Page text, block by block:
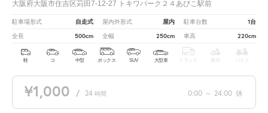
大阪府大阪市住吉区苅田7-12-27 トキワパーク２４あびこ駅前
駐車場形式 自走式 屋内外形式 屋内 駐車台数 1台
全長 500cm 全幅 250cm 車高 220cm
軽 コ 中型 ボックス SUV 大型車 トラック 原付 バイク
¥1,000 / 24 時間 0:00 ～ 24:00 休